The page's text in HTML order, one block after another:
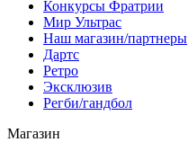
Конкурсы Фратрии
Мир Ультрас
Наш магазин/партнеры
Дартс
Ретро
Эксклюзив
Регби/гандбол
Магазин